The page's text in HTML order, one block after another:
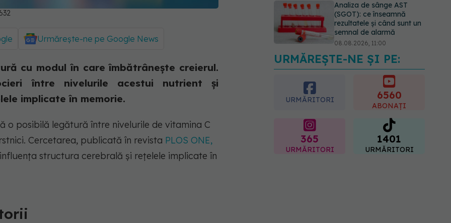
Urmărește-ne pe Google News
cu modul în care îmbătrânește creierul.
între nivelurile acestui nutrient și
implicate în memorie.
o posibilă legătură între nivelurile de vitamina C
Cercetarea, publicată în revista PLOS ONE,
structura cerebrală și rețelele implicate în
Analiza de sânge AST
(SGOT): ce înseamnă
rezultatele și când sunt un
semnal de alarmă
08.08.2026, 11:00
Diagnosticele de autism la
fete au crescut după
pandemia de COVID-19
08.08.2026, 15:00
URMĂREȘTE-NE ȘI PE:
URMĂRITORI 6560
ABONAȚI
365
URMĂRITORI
1401
URMĂRITORI